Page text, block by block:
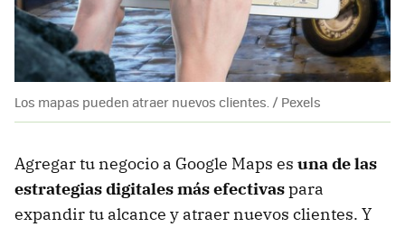
Los mapas pueden atraer nuevos clientes. / Pexels
Agregar tu negocio a Google Maps es una de las
estrategias digitales más efectivaspara
expandir tu alcance y atraer nuevos clientes. Y